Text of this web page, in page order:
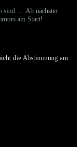
sind… Ab nächster
am Start!
die Abstimmung am